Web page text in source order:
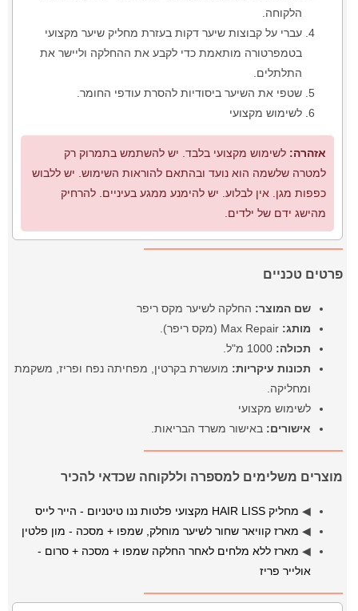
הלקוחה.
עברי על קבוצות שיער דקות בעזרת מחליק שיער מקצועי
בטמפרטורה מותאמת כדי לקבע את ההחלקה וליישר את
התלתלים.
שטפי את השיער ביסודיות להסרת עודפי החומר.
לשימוש מקצועי
אזהרה: לשימוש מקצועי בלבד. יש להשתמש בתמרוק רק
למטרה שלשמה הוא נועד ובהתאם להוראות השימוש. יש ללבוש
כפפות מגן. אין לבלוע. יש להימנע ממגע בעיניים. להרחיק
מהישג ידם של ילדים.
פרטים טכניים
שם המוצר: החלקה לשיער מקס ריפר
מותג: Max Repair (מקס ריפר).
תכולה: 1000 מ"ל.
תכונות עיקריות: מועשרת בקרטין, מפחיתה נפח ופריז, משקמת
ומחליקה.
לשימוש מקצועי
אישורים: באישור משרד הבריאות.
מוצרים משלימים למספרה וללקוחה שכדאי להכיר
◀ מחליק HAIR LISS מקצועי פלטות ננו טיטניום - הייר לייס
◀ מארז קוויאר שחור לשיער מוחלק, שמפו + מסכה - מון פלטין
◀ מארז ללא מלחים לאחר החלקה שמפו + מסכה + סרום -
אולייר פריז